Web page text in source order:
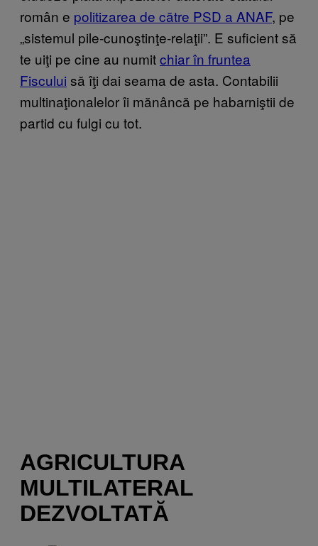
român e politizarea de către PSD a ANAF, pe
„sistemul pile-cunoştinţe-relaţii”. E suficient să
te uiţi pe cine au numitchiar în fruntea
Fiscului să îţi dai seama de asta. Contabilii
multinaţionalelor îi mănâncă pe habarniştii de
partid cu fulgi cu tot.
AGRICULTURA
MULTILATERAL
DEZVOLTATĂ